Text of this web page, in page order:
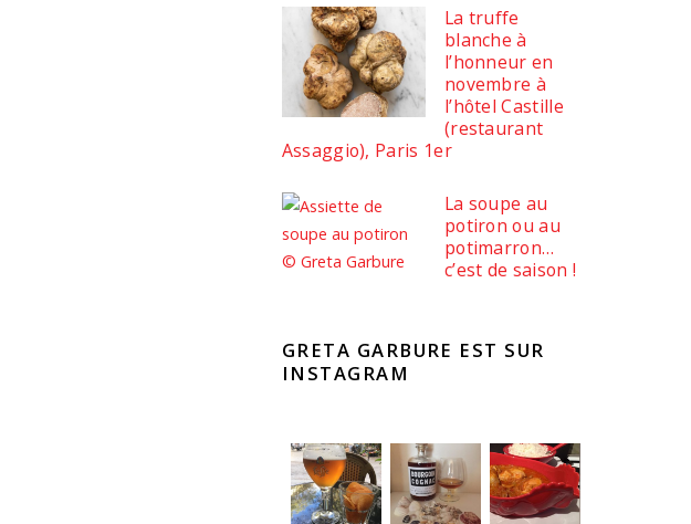
La truffe
blanche à
l’honneur en
novembre à
l’hôtel Castille
(restaurant
Assaggio), Paris 1er
La soupe au
potiron ou au
potimarron…
c’est de saison !
GRETA GARBURE EST SUR
INSTAGRAM